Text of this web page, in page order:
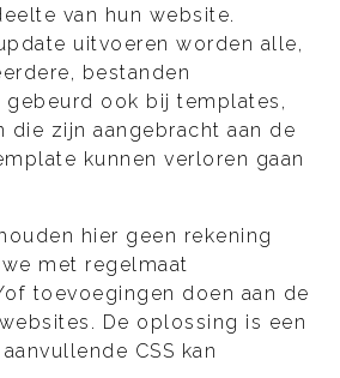
van hun website.
uitvoeren worden alle,
bestanden
gebeurd ook bij templates,
die zijn aangebracht aan de
kunnen verloren gaan
hier geen rekening
met regelmaat
toevoegingen doen aan de
De oplossing is een
CSS kan